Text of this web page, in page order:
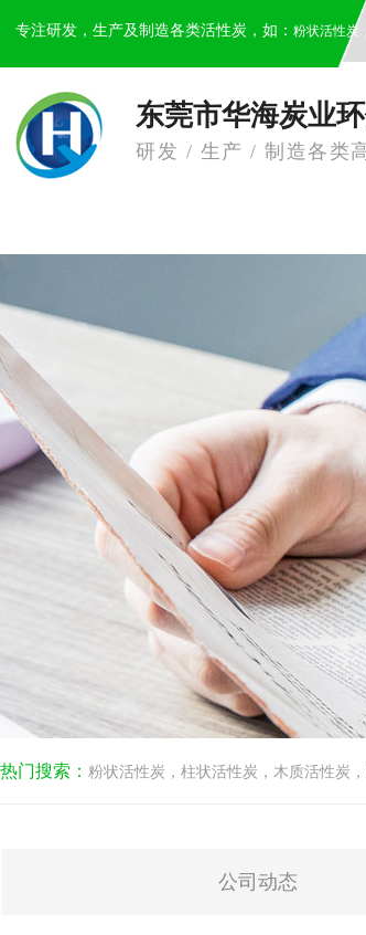
专注研发，生产及制造各类活性炭，如： 粉状活性炭
东莞市华海炭业
研发 / 生产 / 制造各类
热门搜索： 粉状活性炭 ， 柱状活性炭 ， 木质活性炭 ，
公司动态